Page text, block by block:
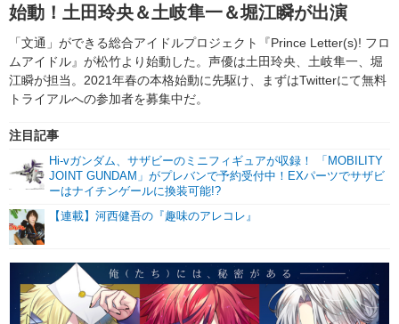
グッズ イベント
声優 コスプレ
舞台 新帝スタ
ラキりす
番組・動画一覧 ラジオ
動画
連載・ブログ
連載・ブログ一覧 コラム
編集部ブログ・お知らせ
始動！土田玲央＆土岐隼一＆堀江瞬が出演
「文通」ができる総合アイドルプロジェクト『Prince Letter(s)! フロ
ムアイドル』が松竹より始動した。声優は土田玲央、土岐隼一、堀
江瞬が担当。2021年春の本格始動に先駆け、まずはTwitterにて無料
トライアルへの参加者を募集中だ。
注目記事
Hi-vガンダム、サザビーのミニフィギュアが収録！ 「MOBILITY
JOINT GUNDAM」がプレバンで予約受付中！EXパーツでサザビ
ーはナイチンゲールに換装可能!?
【連載】河西健吾の『趣味のアレコレ』